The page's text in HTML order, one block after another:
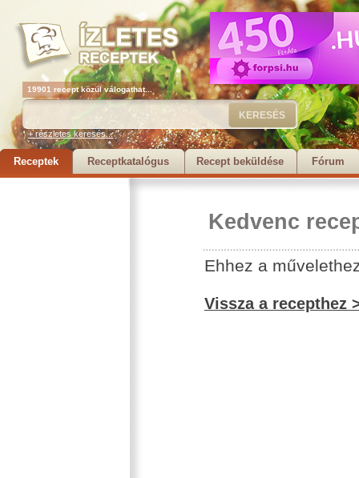
19901 recept közül válogathat...
+ részletes keresés...
Receptek Receptkatalógus Recept beküldése Fórum
Kedvenc
Ehhez a
Vissza a recepthez